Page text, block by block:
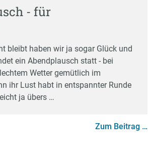
- für
bleibt haben wir ja sogar Glück und
ein Abendplausch statt - bei
Wetter gemütlich im
ihr Lust habt in entspannter Runde
ja übers …
Zum Beitrag …